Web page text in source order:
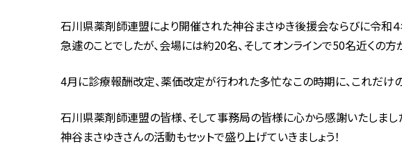
石川県薬剤師連盟により開催された神谷まさゆき後援会ならびに令和
急遽のことでしたが、会場には約20名、そしてオンラインで50名近くの方
4月に診療報酬改定、薬価改定が行われた多忙なこの時期に、これだけ
石川県薬剤師連盟の皆様、そして事務局の皆様に心から感謝いたしまし
神谷まさゆきさんの活動もセットで盛り上げていきましょう！